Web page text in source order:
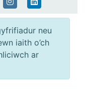
neu
iaith o’ch
ar